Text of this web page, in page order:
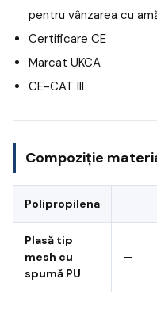
pentru vânzarea cu
Certificare CE
Marcat UKCA
CE-CAT III
Compoziție
Polipropilena —
Plasă tip
mesh cu
spumă PU
—